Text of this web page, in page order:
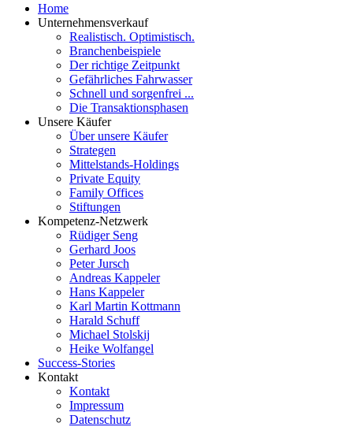
Home
Unternehmensverkauf
Realistisch. Optimistisch.
Branchenbeispiele
Der richtige Zeitpunkt
Gefährliches Fahrwasser
Schnell und sorgenfrei ...
Die Transaktionsphasen
Unsere Käufer
Über unsere Käufer
Strategen
Mittelstands-Holdings
Private Equity
Family Offices
Stiftungen
Kompetenz-Netzwerk
Rüdiger Seng
Gerhard Joos
Peter Jursch
Andreas Kappeler
Hans Kappeler
Karl Martin Kottmann
Harald Schuff
Michael Stolskij
Heike Wolfangel
Success-Stories
Kontakt
Kontakt
Impressum
Datenschutz